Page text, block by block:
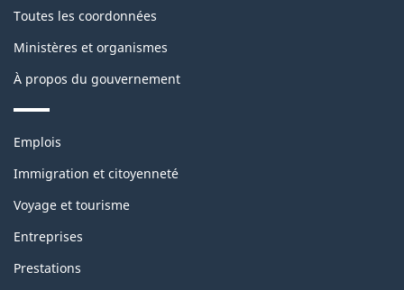
Toutes les coordonnées
Ministères et organismes
À propos du gouvernement
Thèmes
sujets
Emplois
Immigration et citoyenneté
Voyage et tourisme
Entreprises
Prestations